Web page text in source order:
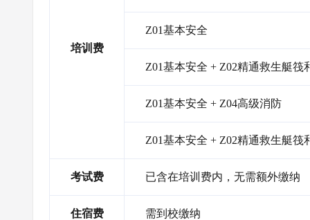
培训费
Z01基本安全
Z01基本安全 + Z02精通救生艇筏
Z01基本安全 + Z04高级消防
Z01基本安全 + Z02精通救生艇筏
考试费 已含在培训费内，无需额外缴纳
住宿费 需到校缴纳